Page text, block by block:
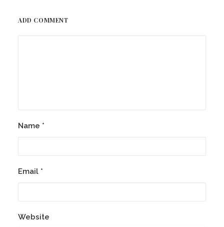
ADD COMMENT
Name *
Email *
Website